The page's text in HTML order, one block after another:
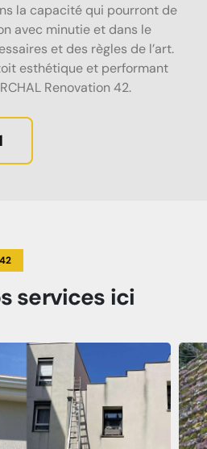
la capacité qui pourront de
avec minutie et dans le
et des règles de l’art.
esthétique et performant
Renovation 42.
services ici